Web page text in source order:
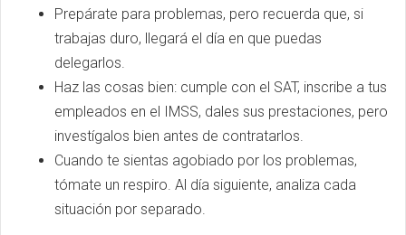
Prepárate para problemas, pero recuerda que, si
trabajas duro, llegará el día en que puedas
delegarlos.
Haz las cosas bien: cumple con el SAT, inscribe a tus
empleados en el IMSS, dales sus prestaciones, pero
investígalos bien antes de contratarlos.
Cuando te sientas agobiado por los problemas,
tómate un respiro. Al día siguiente, analiza cada
situación por separado.